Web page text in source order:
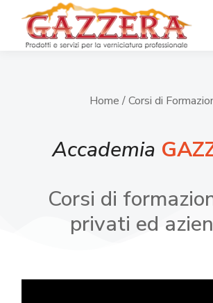
Home / Corsi di
Accademia
Corsi di
privati ed